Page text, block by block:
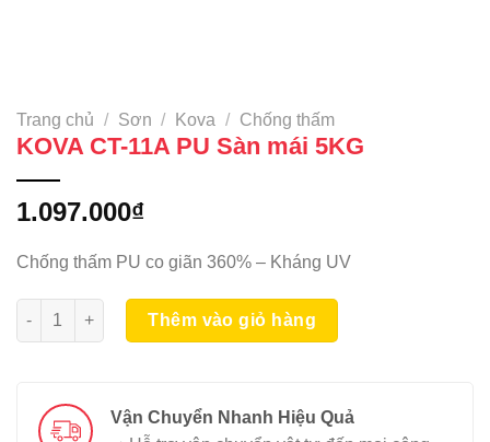
Trang chủ / Sơn / Kova / Chống thấm
KOVA CT-11A PU Sàn mái 5KG
1.097.000₫
Chống thấm PU co giãn 360% – Kháng UV
KOVA CT-11A PU Sàn mái 5KG số lượng
Thêm vào giỏ hàng
Vận Chuyển Nhanh Hiệu Quả